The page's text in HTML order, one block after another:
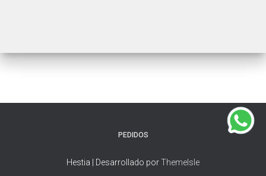
PEDIDOS
Hestia | Desarrollado porThemeIsle